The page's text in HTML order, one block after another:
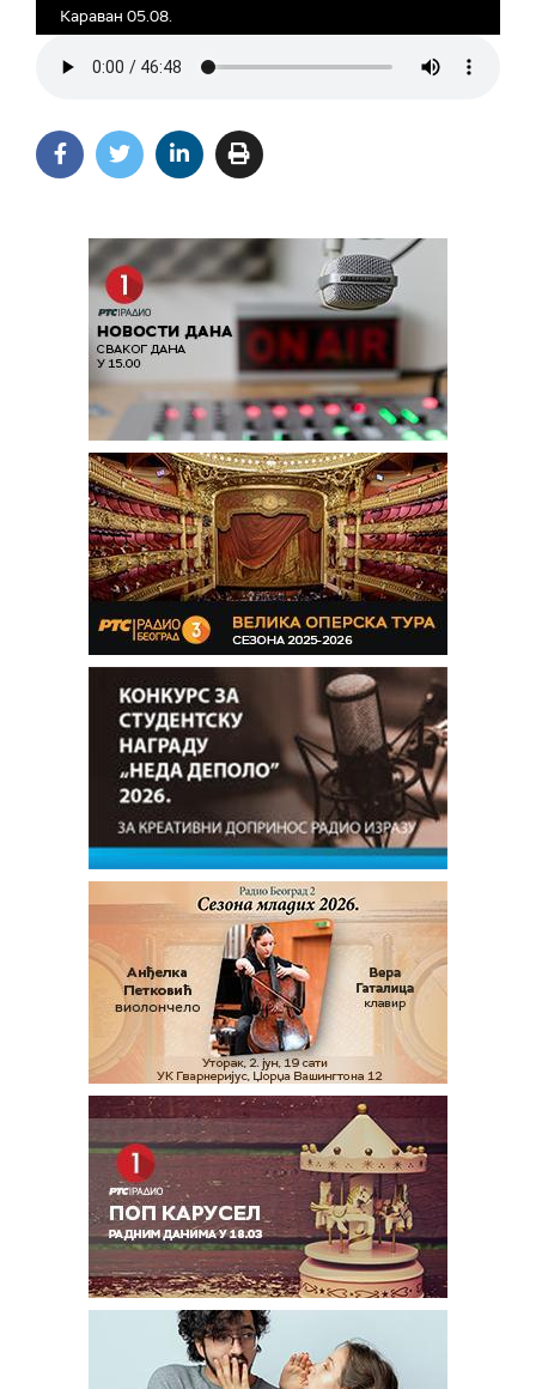
Караван 05.08.